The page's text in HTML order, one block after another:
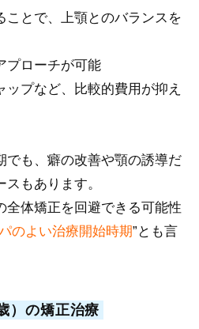
ことで、上顎とのバランスを
プローチが可能
ップなど、比較的費用が抑え
でも、癖の改善や顎の誘導だ
もあります。
全体矯正を回避できる可能性
のよい治療開始時期”とも言
）の矯正治療